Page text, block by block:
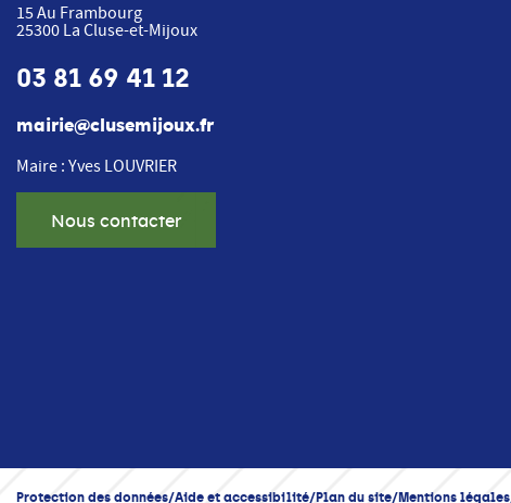
15 Au Frambourg
25300 La Cluse-et-Mijoux
03 81 69 41 12
mairie@clusemijoux.fr
Maire : Yves LOUVRIER
Nous contacter
Protection des données Aide et accessibilité Plan du site Mentions légales